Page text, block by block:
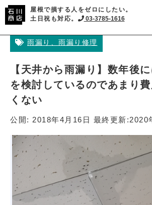
屋根で損する人をゼロにしたい。
土日祝も対応。
03-3785-1616
雨漏り、雨漏り修理
【天井から雨漏り】数年後
を検討しているのであまり
くない
公開: 2018年4月16日 最終更新:2020